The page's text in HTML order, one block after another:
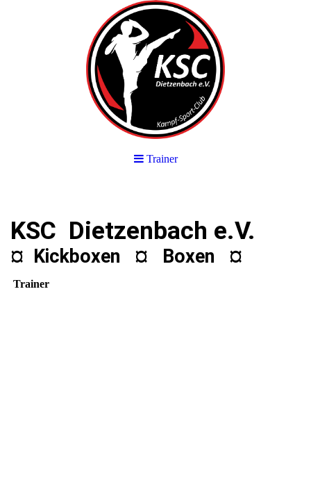
Trainer
KSC Dietzenbach e.V.
¤ Kickboxen ¤ Boxen ¤
Trainer